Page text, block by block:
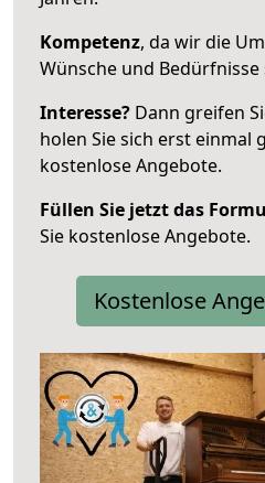
Kompetenz, da wir die
Wünsche und Bedürfnisse
Interesse? Dann greifen
holen Sie sich erst einmal
kostenlose Angebote.
Füllen Sie jetzt das
Sie kostenlose Angebote.
Kostenlose